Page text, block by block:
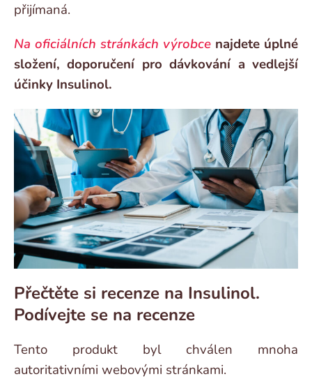
přijímaná.
Na oficiálních stránkách výrobce najdete úplné
složení, doporučení pro dávkování a vedlejší
účinky Insulinol.
Přečtěte si recenze na Insulinol.
Podívejte se na recenze
Tento produkt byl chválen mnoha
autoritativními webovými stránkami.